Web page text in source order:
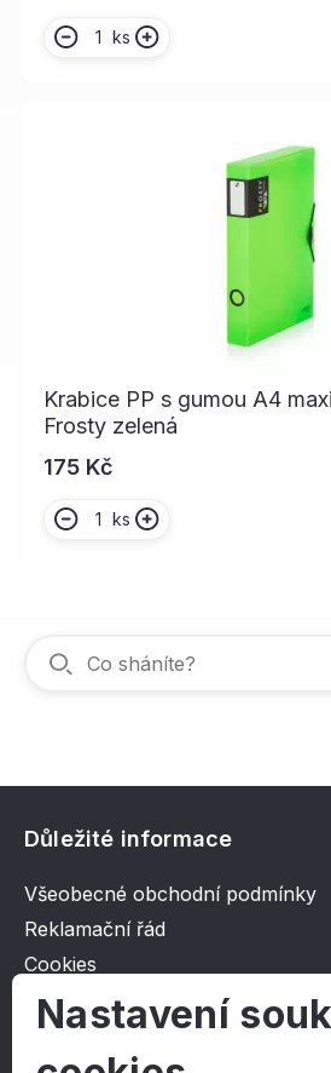
ks
Krabice PP s gumou A4
Frosty zelená
175 Kč
ks
Důležité informace
Všeobecné obchodní podmínky
Reklamační řád
Cookies
Ochrana osobních údajů
Nastavení